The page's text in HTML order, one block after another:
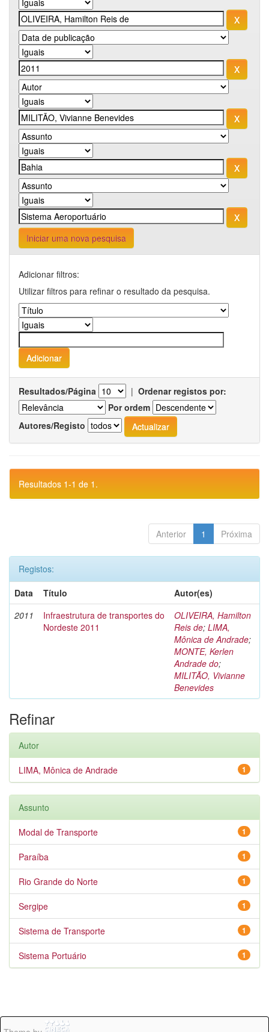
Iniciar uma nova pesquisa
Adicionar filtros:
Utilizar filtros para refinar o resultado da pesquisa.
Resultados/Página | Ordenar registos por:
Por ordem
Autores/Registo
Resultados 1-1 de 1.
Anterior 1 Próxima
Registos:
Data
Título
Autor(es)
2011
Infraestrutura de transportes do
Nordeste 2011
OLIVEIRA, Hamilton
Reis de; LIMA,
Mônica de Andrade;
MONTE, Kerlen
Andrade do;
MILITÃO, Vivianne
Benevides
Refinar
Autor
1
LIMA, Mônica de Andrade
Assunto
1
Modal de Transporte
1
Paraíba
1
Rio Grande do Norte
1
Sergipe
1
Sistema de Transporte
1
Sistema Portuário